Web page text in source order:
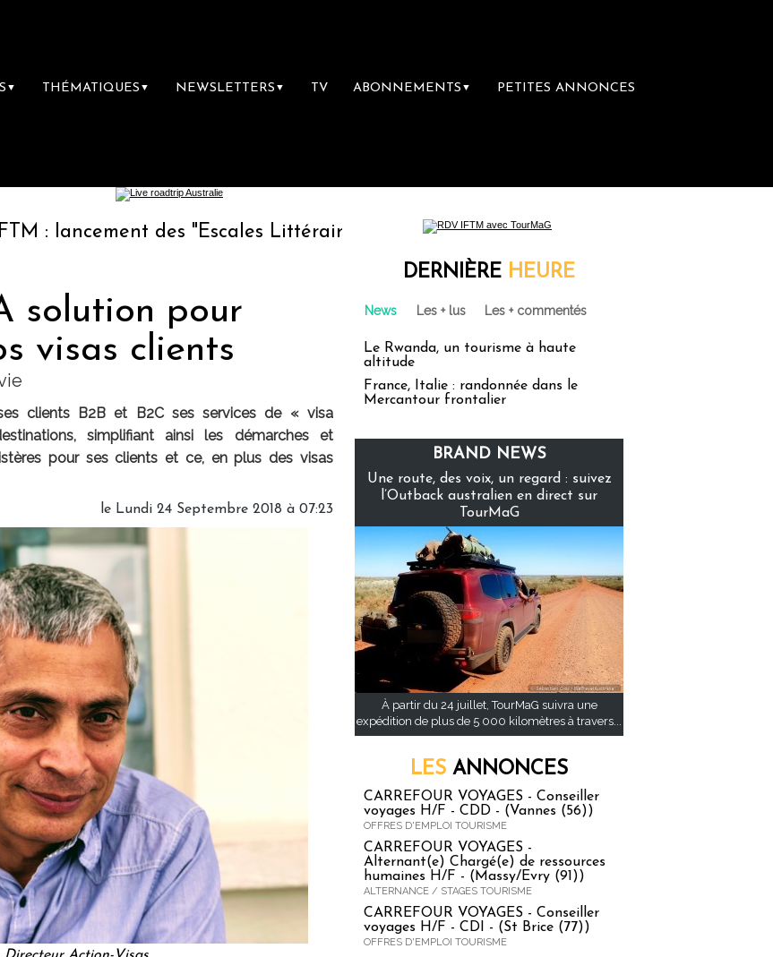
▼ THÉMATIQUES ▼ NEWSLETTERS ▼ TV ABONNEMENTS ▼ PETITES ANNONCES
des "Escales Littéraires", la première librairie du voyage
solution pour
visas clients
clients B2B et B2C ses services de « visa
simplifiant ainsi les démarches et
pour ses clients et ce, en plus des visas
le Lundi 24 Septembre 2018 à 07:23
DERNIÈRE HEURE
News Les + lus Les + commentés
Le Rwanda, un tourisme à haute
altitude
France, Italie : randonnée dans le
Mercantour frontalier
BRAND NEWS
Une route, des voix, un regard : suivez
l’Outback australien en direct sur
TourMaG
À partir du 24 juillet, TourMaG suivra une
expédition de plus de 5 000 kilomètres à travers...
LES ANNONCES
CARREFOUR VOYAGES - Conseiller
voyages H/F - CDD - (Vannes (56))
OFFRES D'EMPLOI TOURISME
CARREFOUR VOYAGES -
Alternant(e) Chargé(e) de ressources
humaines H/F - (Massy/Evry (91))
ALTERNANCE / STAGES TOURISME
CARREFOUR VOYAGES - Conseiller
voyages H/F - CDI - (St Brice (77))
OFFRES D'EMPLOI TOURISME